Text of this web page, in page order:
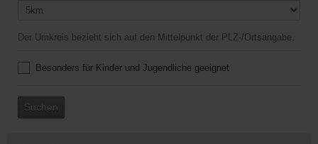
Der Umkreis bezieht sich auf den Mittelpunkt der PLZ-/Ortsangabe.
Besonders für Kinder und Jugendliche geeignet
Suchen